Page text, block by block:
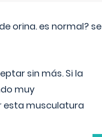
orina. es normal? se
sin más. Si la
muy
esta musculatura